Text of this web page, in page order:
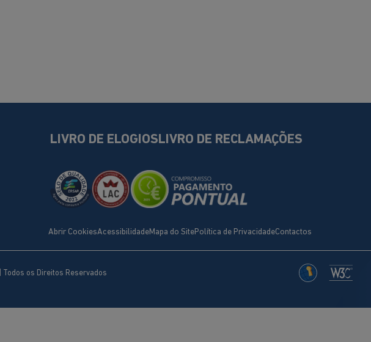
LIVRO DE ELOGIOSLIVRO DE RECLAMAÇÕES
Abrir CookiesAcessibilidadeMapa do SitePolítica de PrivacidadeContactos
| Todos os Direitos Reservados